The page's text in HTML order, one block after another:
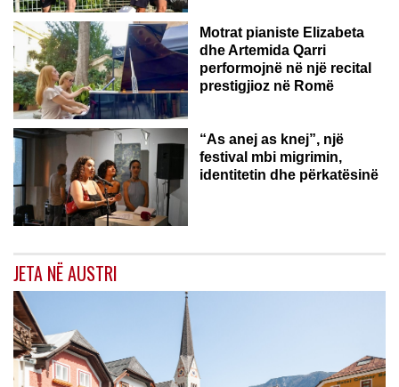
Motrat pianiste Elizabeta
dhe Artemida Qarri
performojnë në një recital
prestigjioz në Romë
“As anej as knej”, një
festival mbi migrimin,
identitetin dhe përkatësinë
JETA NË AUSTRI